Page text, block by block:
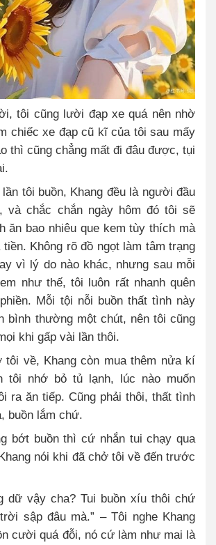
tôi cũng lười đạp xe quá nên nhờ
chiếc xe đạp cũ kĩ của tôi sau mấy
thì cũng chẳng mất đi đâu được, tụi
tôi buồn, Khang đều là người đầu
và chắc chắn ngày hôm đó tôi sẽ
ăn bao nhiêu que kem tùy thích mà
tiền. Không rõ đồ ngọt làm tâm trạng
vì lý do nào khác, nhưng sau mỗi
như thế, tôi luôn rất nhanh quên
Mỗi tội nỗi buồn thất tình này
bình thường một chút, nên tôi cũng
khi gấp vài lần thôi.
về, Khang còn mua thêm nửa kí
tôi nhớ bỏ tủ lạnh, lúc nào muốn
ra ăn tiếp. Cũng phải thôi, thất tình
buồn lắm chứ.
bớt buồn thì cứ nhắn tui chạy qua
nói khi đã chở tôi về đến trước
dữ vậy cha? Tui buồn xíu thôi chứ
sập đâu mà.” – Tôi nghe Khang
cười quá đỗi, nó cứ làm như mai là